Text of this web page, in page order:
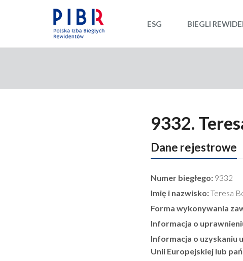
ESG BIEGLI
9332.
Dane rejestrowe
Numer biegłego: 9332
Imię i nazwisko:Teresa
Forma wykonywania
Informacja o
Informacja o uzyskaniu
Unii Europejskiej lub